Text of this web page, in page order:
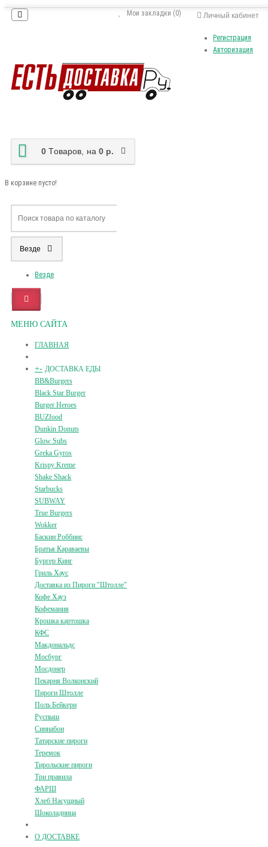
Личный кабинет
Регистрация
Авторизация
Мои закладки (0)
0 Tоваров, на 0 р.
В корзине пусто!
Везде
Везде
МЕНЮ САЙТА
ГЛАВНАЯ
+- ДОСТАВКА ЕДЫ
BB&Burgers
Black Star Burger
Burger Heroes
BUZfood
Dunkin Donuts
Glow Subs
Greka Gyros
Krispy Kreme
Shake Shack
Starbucks
SUBWAY
True Burgers
Wokker
Баскин Роббинс
Братья Караваевы
Бургер Кинг
Гриль Хаус
Доставка из Пироги "Штолле"
Кофе Хауз
Кофемания
Крошка картошка
КФС
Макдональдс
Мосбург
Мосдонер
Пекарня Волконский
Пироги Штолле
Поль Бейкери
Руспыш
Синнабон
Татарские пироги
Теремок
Тирольские пироги
Три правила
ФАРШ
Хлеб Насущный
Шоколадница
О ДОСТАВКЕ